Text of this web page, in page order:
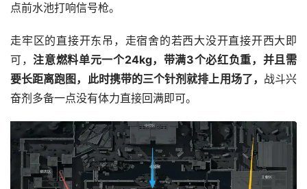
点前水池打响信号枪。
走牢区的直接开东吊，走宿舍的若西大没开直接开西大即
可，注意燃料单元一个24kg，带满3个必红负重，并且需
要长距离跑图，此时携带的三个针剂就排上用场了， 战斗兴
奋剂多备一点没有体力直接回满即可。